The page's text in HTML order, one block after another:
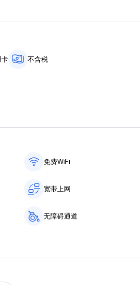
from original language)
卡 不含税
免费WiFi
宽带上网
无障碍通道